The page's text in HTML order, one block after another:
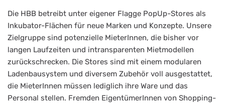
Die HBB betreibt unter eigener Flagge PopUp-Stores als
Inkubator-Flächen für neue Marken und Konzepte. Unsere
Zielgruppe sind potenzielle MieterInnen, die bisher vor
langen Laufzeiten und intransparenten Mietmodellen
zurückschrecken. Die Stores sind mit einem modularen
Ladenbausystem und diversem Zubehör voll ausgestattet,
die MieterInnen müssen lediglich ihre Ware und das
Personal stellen. Fremden EigentümerInnen von Shopping-